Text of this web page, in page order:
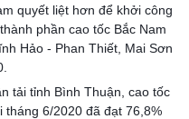
quyết liệt hơn để khởi công
phần cao tốc Bắc Nam
Hảo - Phan Thiết, Mai Sơn
tải tỉnh Bình Thuận, cao tốc
tháng 6/2020 đã đạt 76,8%